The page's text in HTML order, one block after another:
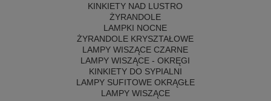
KINKIETY NAD LUSTRO
ŻYRANDOLE
LAMPKI NOCNE
ŻYRANDOLE KRYSZTAŁOWE
LAMPY WISZĄCE CZARNE
LAMPY WISZĄCE - OKRĘGI
KINKIETY DO SYPIALNI
LAMPY SUFITOWE OKRĄGŁE
LAMPY WISZĄCE